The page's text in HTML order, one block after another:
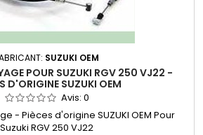
SUZUKI OEM
POUR SUZUKI RGV 250 VJ22 -
D'ORIGINE SUZUKI OEM
Avis: 0
- Pièces d'origine SUZUKI OEM Pour
Suzuki RGV 250 VJ22